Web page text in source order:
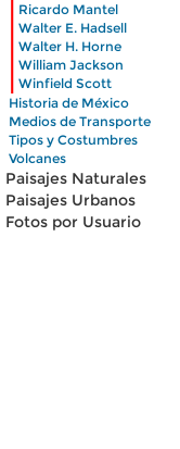
Ricardo Mantel
Walter E. Hadsell
Walter H. Horne
William Jackson
Winfield Scott
Historia de México
Medios de Transporte
Tipos y Costumbres
Volcanes
Paisajes Naturales
Paisajes Urbanos
Fotos por Usuario